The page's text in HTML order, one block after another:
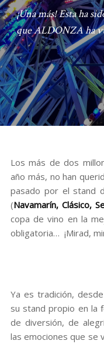
¡Una más! Esta ha
que ALDONZA ha
Los más de dos
año más, no han
pasado por el stand
(Navamarín, Clásico,
copa de vino en la
obligatoria… ¡Mirad,
Ya es tradición,
su stand propio en la
de diversión, de
las emociones que se